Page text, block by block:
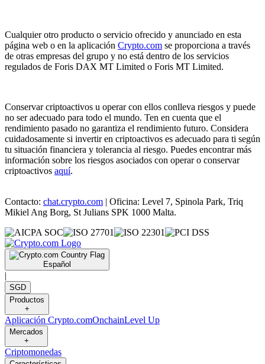
Cualquier otro producto o servicio ofrecido y anunciado en esta
página web o en la aplicación Crypto.com se proporciona a través
de otras empresas del grupo y no está dentro de los servicios
regulados de Foris DAX MT Limited o Foris MT Limited.
Conservar criptoactivos u operar con ellos conlleva riesgos y puede
no ser adecuado para todo el mundo. Ten en cuenta que el
rendimiento pasado no garantiza el rendimiento futuro. Considera
cuidadosamente si invertir en criptoactivos es adecuado para ti según
tu situación financiera y tolerancia al riesgo. Puedes encontrar más
información sobre los riesgos asociados con operar o conservar
criptoactivos aquí.
Contacto: chat.crypto.com | Oficina: Level 7, Spinola Park, Triq
Mikiel Ang Borg, St Julians SPK 1000 Malta.
Español
|
SGD
Productos
+
Aplicación Crypto.comOnchainLevel Up
Mercados
+
Criptomonedas